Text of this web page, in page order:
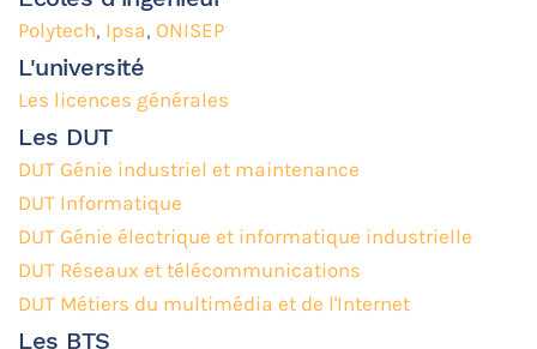
Polytech, Ipsa, ONISEP
L'université
Les licences générales
Les DUT
DUT Génie industriel et maintenance
DUT Informatique
DUT Génie électrique et informatique industrielle
DUT Réseaux et télécommunications
DUT Métiers du multimédia et de l'Internet
Les BTS